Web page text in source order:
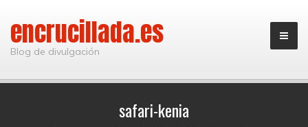
encrucillada.es
Blog de divulgación
safari-kenia